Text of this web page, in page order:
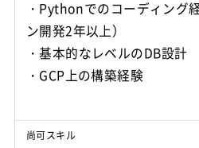
・Pythonでのコーディング
ン開発2年以上）
・基本的なレベルのDB設計
・GCP上の構築経験
尚可スキル